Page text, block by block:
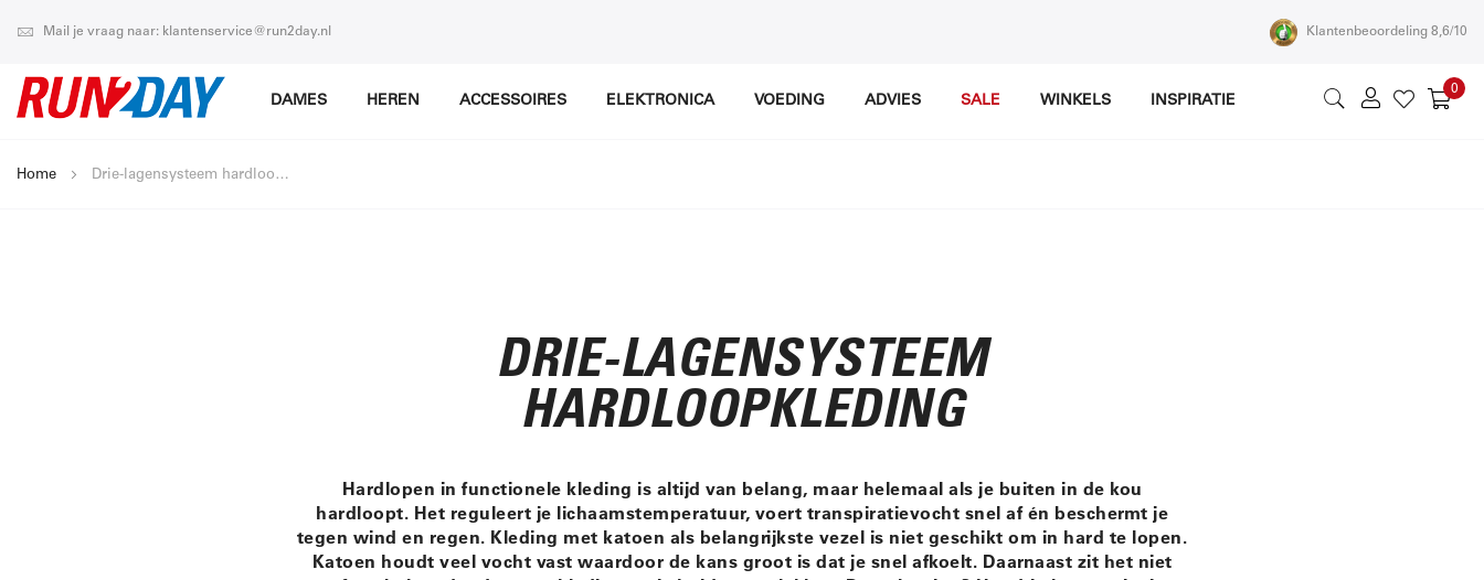
Mail je vraag naar: klantenservice@run2day.nl Klantenbeoordeling 8,6/10
DAMES HEREN ACCESSOIRES ELEKTRONICA VOEDING ADVIES SALE WINKELS INSPIRATIE
0
Home Drie-lagensysteem hardloopkleding
DRIE-LAGENSYSTEEM
HARDLOOPKLEDING
Hardlopen in functionele kleding is altijd van belang, maar helemaal als je buiten in de kou
hardloopt. Het reguleert je lichaamstemperatuur, voert transpiratievocht snel af én beschermt je
tegen wind en regen. Kleding met katoen als belangrijkste vezel is niet geschikt om in hard te lopen.
Katoen houdt veel vocht vast waardoor de kans groot is dat je snel afkoelt. Daarnaast zit het niet